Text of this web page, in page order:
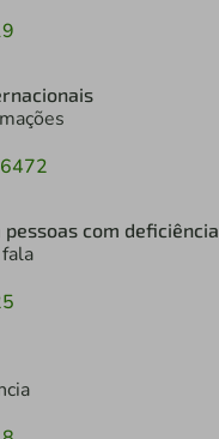
com deficiência